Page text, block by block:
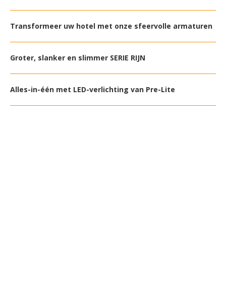
Transformeer uw hotel met onze sfeervolle armaturen
Groter, slanker en slimmer SERIE RIJN
Alles-in-één met LED-verlichting van Pre-Lite